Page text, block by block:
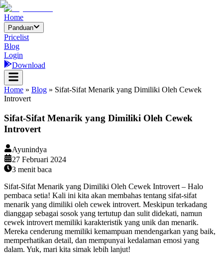
Home
Panduan
Pricelist
Blog
Login
Download
Home » Blog » Sifat-Sifat Menarik yang Dimiliki Oleh Cewek
Introvert
Sifat-Sifat Menarik yang Dimiliki Oleh Cewek
Introvert
Ayunindya
27 Februari 2024
3 menit baca
Sifat-Sifat Menarik yang Dimiliki Oleh Cewek Introvert – Halo
pembaca setia! Kali ini kita akan membahas tentang sifat-sifat
menarik yang dimiliki oleh cewek introvert. Meskipun terkadang
dianggap sebagai sosok yang tertutup dan sulit didekati, namun
cewek introvert memiliki karakteristik yang unik dan menarik.
Mereka cenderung memiliki kemampuan mendengarkan yang baik,
memperhatikan detail, dan mempunyai kedalaman emosi yang
dalam. Yuk, mari kita simak lebih lanjut!